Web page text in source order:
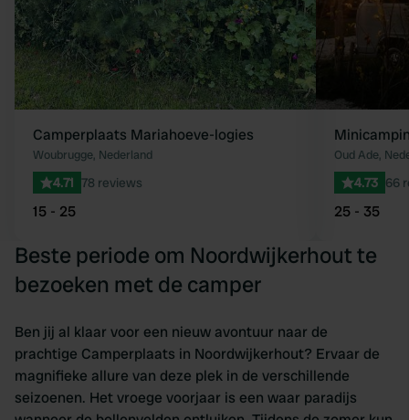
Camperplaats Mariahoeve-logies
Woubrugge, Nederland
4.71 78 reviews
15 - 25
Oud Ade,
4.73 66
25 - 35
Beste periode om Noordwijkerhout te
bezoeken met de camper
Ben jij al klaar voor een nieuw avontuur naar de
prachtige Camperplaats in Noordwijkerhout? Ervaar de
magnifieke allure van deze plek in de verschillende
seizoenen. Het vroege voorjaar is een waar paradijs